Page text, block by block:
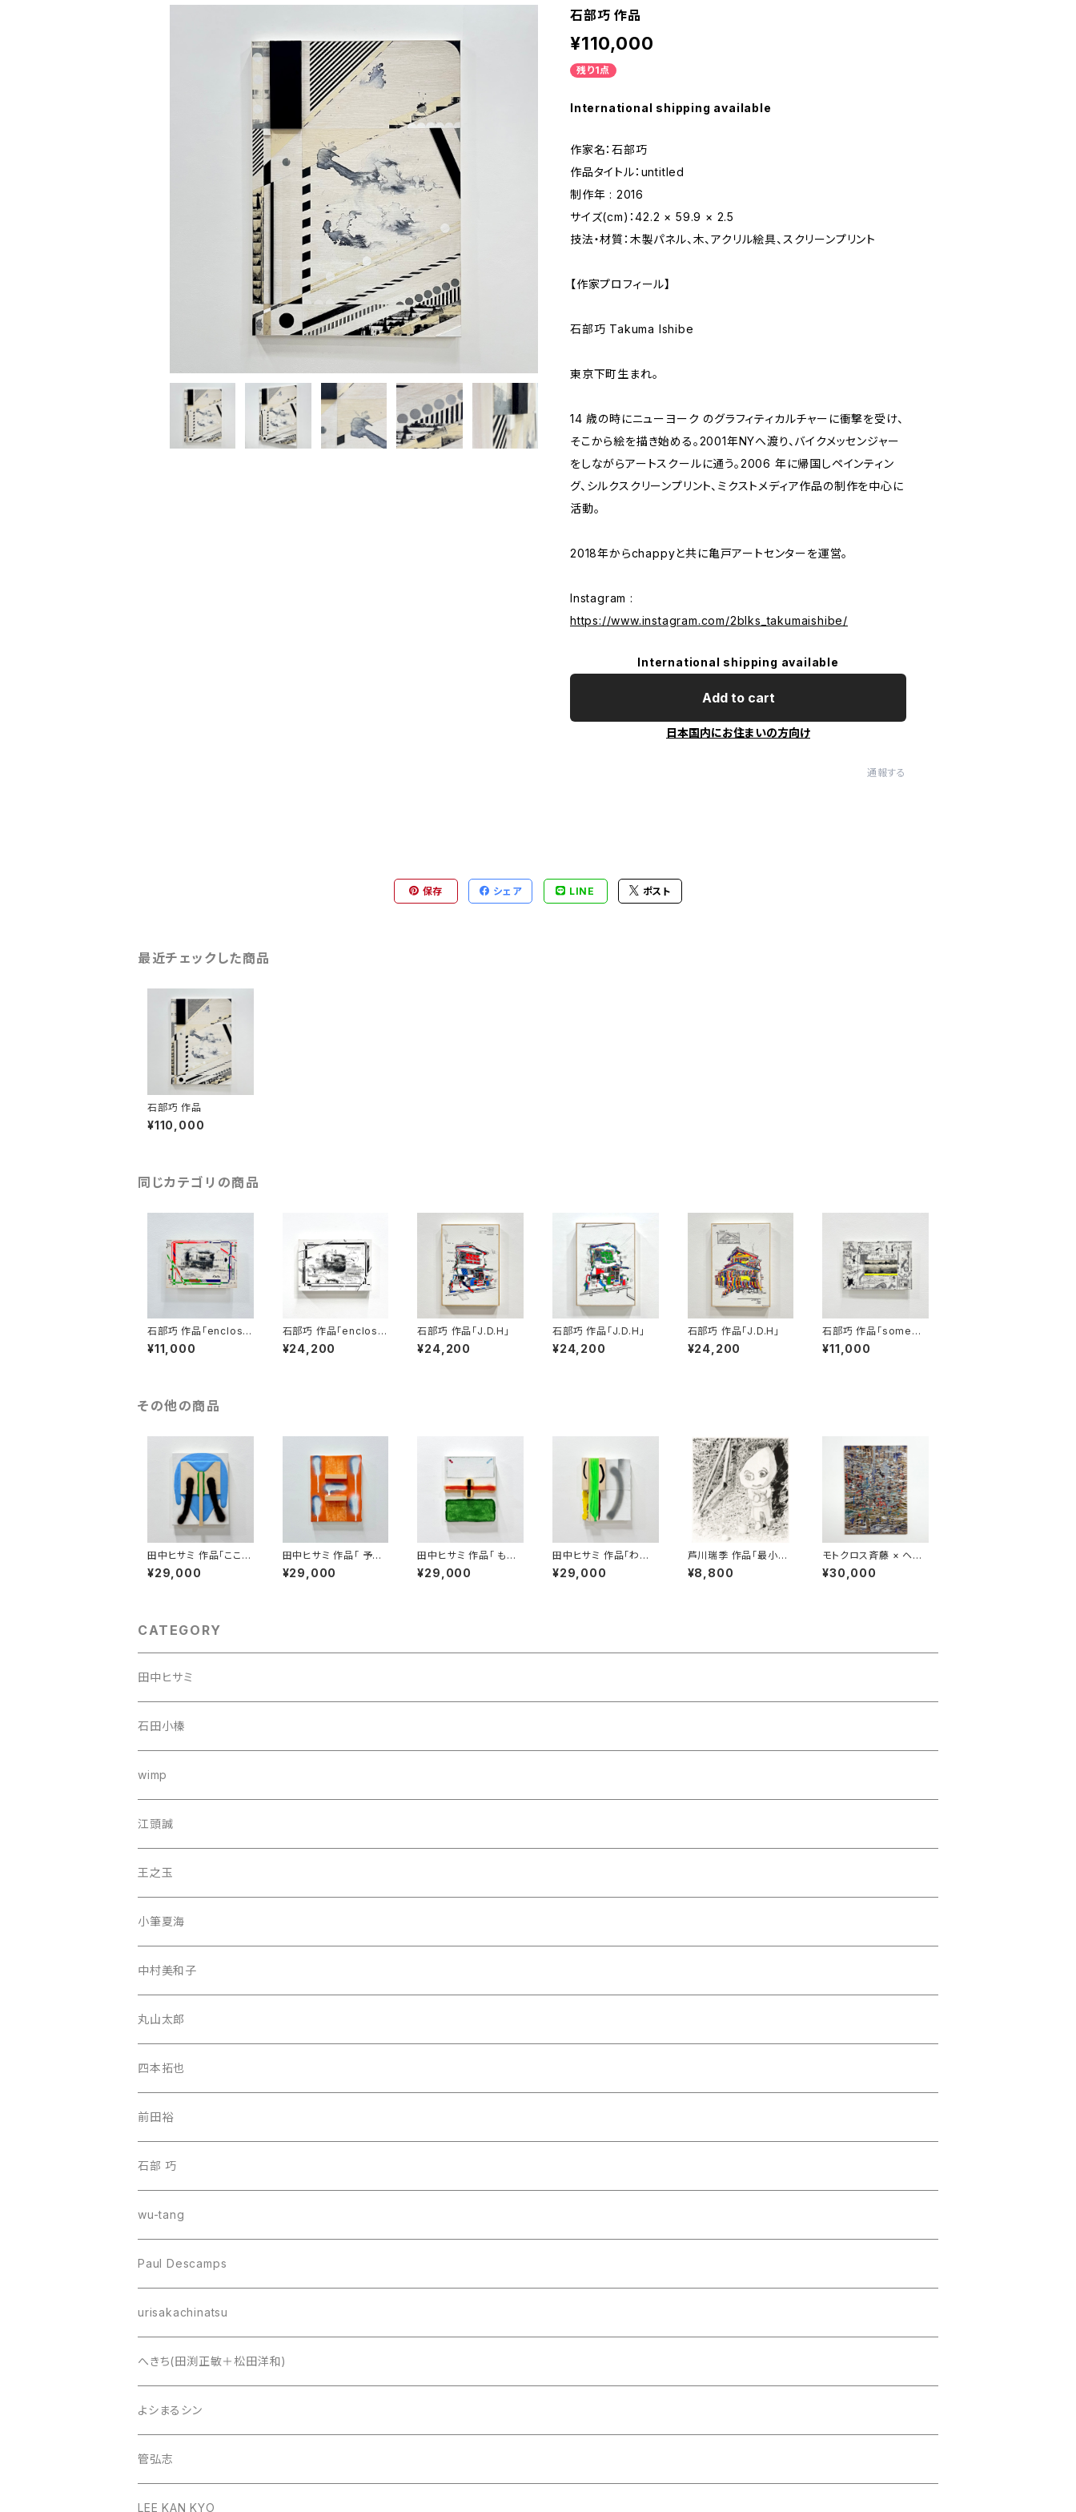
石部巧 作品
¥110,000
残り1点
International shipping available
作家名：石部巧
作品タイトル：untitled
制作年 : 2016
サイズ(cm)：42.2 × 59.9 × 2.5
技法・材質：木製パネル、木、アクリル絵具、スクリーンプリント
【作家プロフィール】
石部巧 Takuma Ishibe
東京下町生まれ。
14 歳の時にニューヨーク のグラフィティカルチャーに衝撃を受け、
そこから絵を描き始める。2001年NYへ渡り、バイクメッセンジャー
をしながらアートスクールに通う。2006 年に帰国しペインティン
グ、シルクスクリーンプリント、ミクストメディア作品の制作を中心に
活動。
2018年からchappyと共に亀戸アートセンターを運営。
Instagram :
https://www.instagram.com/2blks_takumaishibe/
International shipping available
Add to cart
日本国内にお住まいの方向け
通報する
保存 シェア LINE ポスト
最近チェックした商品
石部巧 作品
¥110,000
同じカテゴリの商品
石部巧 作品「enclosur
e composition」
¥11,000
石部巧 作品「enclosur
e composition」
¥24,200
石部巧 作品「J.D.H」
¥24,200
石部巧 作品「J.D.H」
¥24,200
石部巧 作品「J.D.H」
¥24,200
石部巧 作品「somewh
ere between black
and white」
¥11,000
その他の商品
田中ヒサミ 作品「ここに
いればきっと大丈夫 」
¥29,000
田中ヒサミ 作品「 予定
調和を避けられないの
であれば」
¥29,000
田中ヒサミ 作品「 もし
かするとさっきと同じか
もしれない」
¥29,000
田中ヒサミ 作品「わかり
やすく言うときっとそう
いう事 」
¥29,000
芦川瑞季 作品「最小エ
ネルギー」
¥8,800
モトクロス斉藤 × ヘル
ミッペ 合作
¥30,000
CATEGORY
田中ヒサミ
石田小榛
wimp
江頭誠
王之玉
小筆夏海
中村美和子
丸山太郎
四本拓也
前田裕
石部 巧
wu-tang
Paul Descamps
urisakachinatsu
へきち(田渕正敏＋松田洋和)
よシまるシン
管弘志
LEE KAN KYO